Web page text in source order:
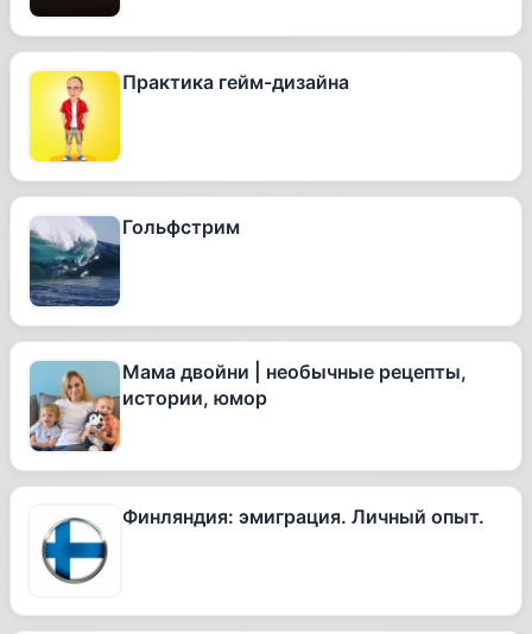
Практика гейм-дизайна
Гольфстрим
Мама двойни | необычные рецепты,
истории, юмор
Финляндия: эмиграция. Личный опыт.